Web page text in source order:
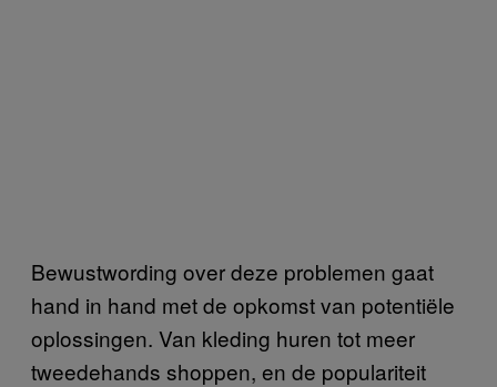
Bewustwording over deze problemen gaat
hand in hand met de opkomst van potentiële
oplossingen. Van kleding huren tot meer
tweedehands shoppen, en de populariteit